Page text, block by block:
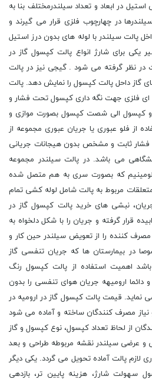
در ابعاد و تعداد سیلندرمختلف بنا به
در چهارچوب فلزی قرار می گیرند و
پالت سیلندر با لوله های بدون درز استیل
یکی برای شارژ انواع پالت کپسول گاز در
در نظر گرفته می شود . گیجی نیز در پالت
گاز داحل پالت کپسول را نمایش دهد. پالت
ای فلزی جهت نگه داری کپسول تحت فشار و
کپسول الی شصت کپسول بصورت موازی و
از فلو عبوری یا جریان عبوری مجموعه از
فشار ثابت و مشخص بدون هیجانات جریانی
می باشد. در پالت سیلندر مجموعه
که بصورت سری به هم متصل شده
مربوط به پالت شامل لوله کشی تمام
نبشی های خرید پالت کپسول گاز در
قرار گرفته و جریان را با شکل دلخواه به
کننده را از تعویض سیلندر حین کار و
در بیمارستان ها که جریان تنفسی گاز
اهمیت استفاده از پالت کپسول رنگ
دائما ارومیهه جریان هوای تنفسی را بدون
قیمت پالت کپسول گاز در ارومیه در
نیاز مصرف کنندگان ساخته و آماده می شود
از لحاظ تعداد کپسول، نوع کپسول و گاز
و عرضی سیلندر نقشه مربوطه طراحی و بعد
پالت آماده تحویل می گردد. یکی دیگر
سهولت شارژ، هزینه پایین تر، بازدهی